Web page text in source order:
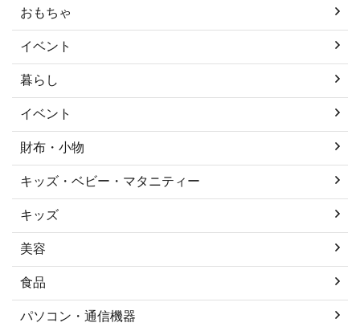
おもちゃ
イベント
暮らし
イベント
財布・小物
キッズ・ベビー・マタニティー
キッズ
美容
食品
パソコン・通信機器